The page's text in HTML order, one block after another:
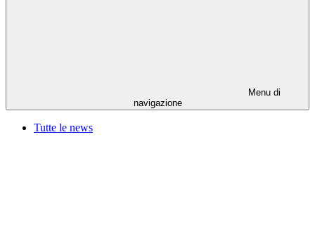
Menu di
navigazione
Tutte le news